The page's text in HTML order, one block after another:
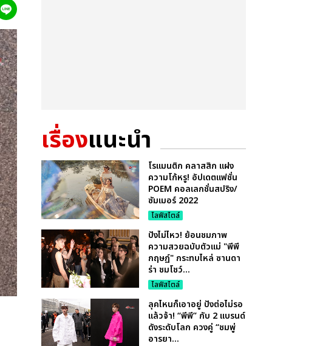
เรื่องแนะนำ
โรแมนติก คลาสสิก แฝง
ความโก้หรู! อัปเดตแฟชั่น
POEM คอลเลกชั่นสปริง/
ซัมเมอร์ 2022
ไลฟ์สไตล์
ปังไม่ไหว! ย้อนชมภาพ
ความสวยฉบับตัวแม่ "พีพี
กฤษฏ์" กระทบไหล่ ซานดา
ร่า ชมโชว์...
ไลฟ์สไตล์
ลุคไหนก็เอาอยู่ ปังต่อไม่รอ
แล้วจ้า! “พีพี” กับ 2 แบรนด์
ดังระดับโลก ควงคู่ “ชมพู่
อารยา...